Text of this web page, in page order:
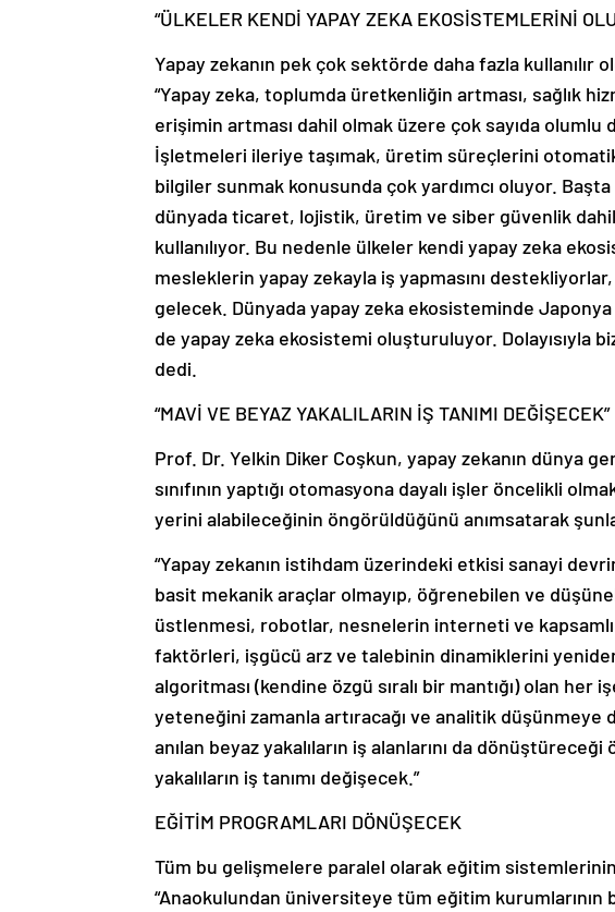
“ÜLKELER KENDİ YAPAY ZEKA EKOSİSTEMLERİNİ
Yapay zekanın pek çok sektörde daha fazla kullanılır
“Yapay zeka, toplumda üretkenliğin artması, sağlık
erişimin artması dahil olmak üzere çok sayıda
İşletmeleri ileriye taşımak, üretim süreçlerini
bilgiler sunmak konusunda çok yardımcı oluyor.
dünyada ticaret, lojistik, üretim ve siber güvenlik
kullanılıyor. Bu nedenle ülkeler kendi yapay zeka
mesleklerin yapay zekayla iş yapmasını
gelecek. Dünyada yapay zeka ekosisteminde
de yapay zeka ekosistemi oluşturuluyor. Dolayısıyla
dedi.
“MAVİ VE BEYAZ YAKALILARIN İŞ TANIMI DEĞİŞECEK”
Prof. Dr. Yelkin Diker Coşkun, yapay zekanın dünya
sınıfının yaptığı otomasyona dayalı işler öncelikli
yerini alabileceğinin öngörüldüğünü anımsatarak
“Yapay zekanın istihdam üzerindeki etkisi sanayi
basit mekanik araçlar olmayıp, öğrenebilen ve
üstlenmesi, robotlar, nesnelerin interneti ve kapsamlı
faktörleri, işgücü arz ve talebinin dinamiklerini
algoritması (kendine özgü sıralı bir mantığı) olan her
yeteneğini zamanla artıracağı ve analitik düşünmeye
anılan beyaz yakalıların iş alanlarını da
yakalıların iş tanımı değişecek.”
EĞİTİM PROGRAMLARI DÖNÜŞECEK
Tüm bu gelişmelere paralel olarak eğitim
“Anaokulundan üniversiteye tüm eğitim